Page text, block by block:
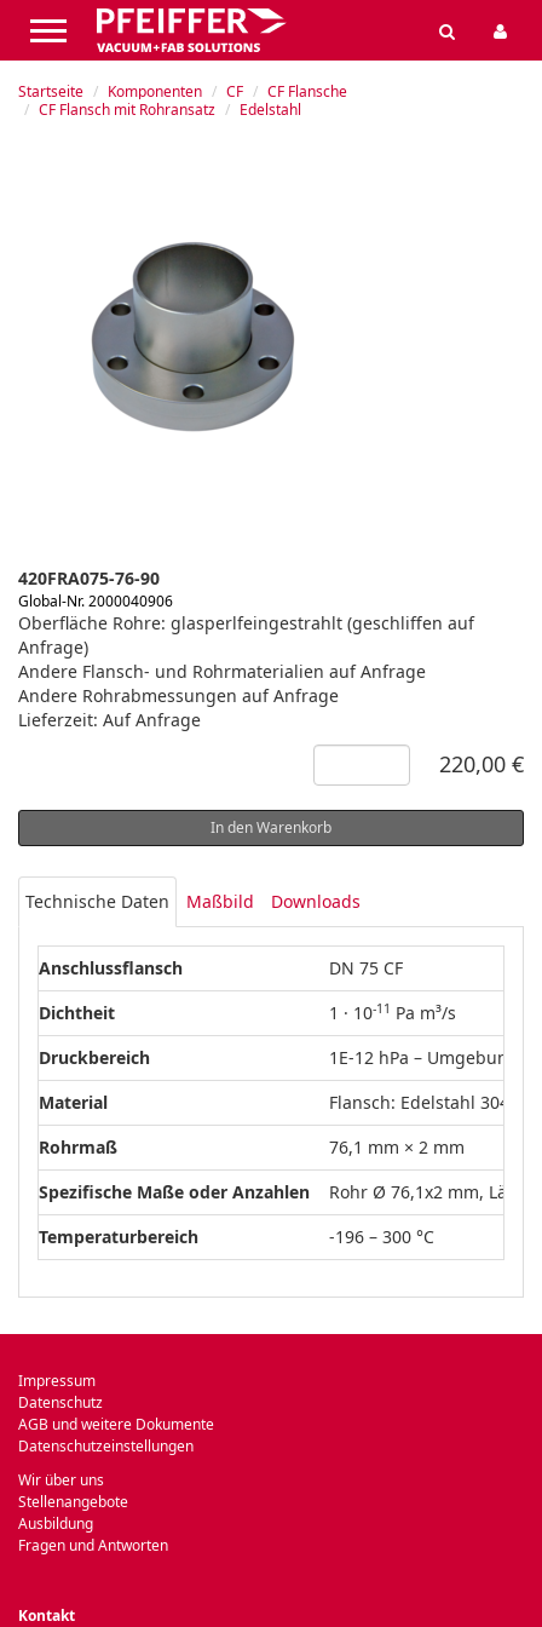
Startseite Komponenten CF
CF Flansche
CF Flansch mit Rohransatz
Edelstahl
420FRA075-76-90
Global-Nr. 2000040906
Oberfläche Rohre: glasperlfeingestrahlt (geschliffen auf
Anfrage)
Andere Flansch- und Rohrmaterialien auf Anfrage
Andere Rohrabmessungen auf Anfrage
Lieferzeit: Auf Anfrage
220,00 €
In den Warenkorb
Technische Daten Maßbild Downloads
Anschlussflansch
DN 75 CF
Dichtheit
1 · 10-11 Pa m³/s
Druckbereich
1E-12 hPa –
Material
Flansch: Edelstahl 304L;
Rohrmaß
76,1 mm × 2 mm
Spezifische Maße oder Anzahlen
Rohr Ø 76,1x2 mm,
Temperaturbereich
-196 – 300 °C
Impressum
Datenschutz
AGB und weitere Dokumente
Datenschutzeinstellungen
Wir über uns
Stellenangebote
Ausbildung
Fragen und Antworten
Kontakt